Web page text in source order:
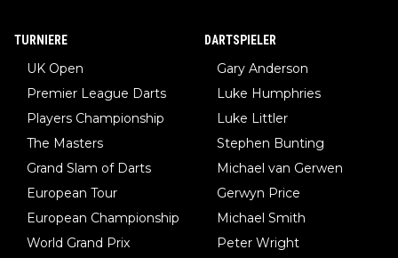
TURNIERE
UK Open
Premier League Darts
Players Championship
The Masters
Grand Slam of Darts
European Tour
European Championship
World Grand Prix
DARTSPIELER
Gary Anderson
Luke Humphries
Luke Littler
Stephen Bunting
Michael van Gerwen
Gerwyn Price
Michael Smith
Peter Wright